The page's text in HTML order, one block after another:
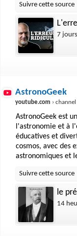
7 jours
AstronoGeek
youtube.com › channel ›
AstronoGeek est
l'astronomie et à
éducatives et
cosmos, avec des
astronomiques et
le
14